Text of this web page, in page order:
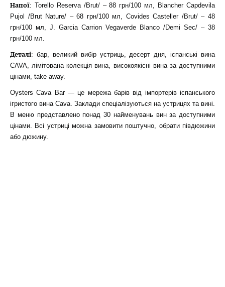
Напої: Torello Reserva /Brut/ – 88 грн/100 мл, Blancher Capdevila
Pujol /Brut Nature/ – 68 грн/100 мл, Covides Casteller /Brut/ – 48
грн/100 мл, J. Garcia Carrion Vegaverde Blanco /Demi Sec/ – 38
грн/100 мл.
Деталі: бар, великий вибір устриць, десерт дня, іспанські вина
CAVA, лімітована колекція вина, високоякісні вина за доступними
цінами, take away.
Oysters Cava Bar — це мережа барів від імпортерів іспанського
ігристого вина Cava. Заклади спеціалізуються на устрицях та вині.
В меню представлено понад 30 найменувань вин за доступними
цінами. Всі устриці можна замовити поштучно, обрати півдюжини
або дюжину.